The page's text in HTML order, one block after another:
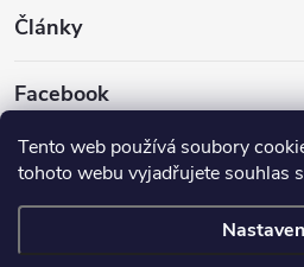
Tento web používá soubory
tohoto webu vyjadřujete souhlas
Články
Facebook